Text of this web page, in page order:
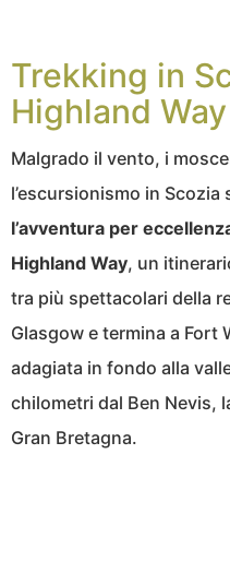
Trekking in
Highland Way
Malgrado il vento, i
l’escursionismo in
l’avventura per
Highland Way, un
tra più spettacolari della
Glasgow e termina a
adagiata in fondo alla
chilometri dal Ben Nevis,
Gran Bretagna.